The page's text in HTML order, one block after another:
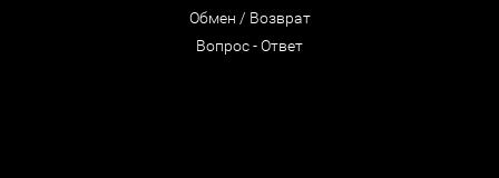
Обмен / Возврат
Вопрос - Ответ